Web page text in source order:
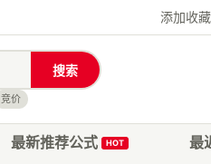
添加收藏
搜索
竞价
最新推荐公式 HOT 最